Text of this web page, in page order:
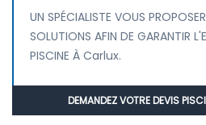
UN SPÉCIALISTE VOUS
SOLUTIONS AFIN DE GARANTIR
PISCINE À Carlux.
DEMANDEZ VOTRE DEVIS